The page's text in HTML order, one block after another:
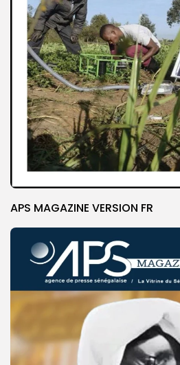
APS MAGAZINE VERSION FR